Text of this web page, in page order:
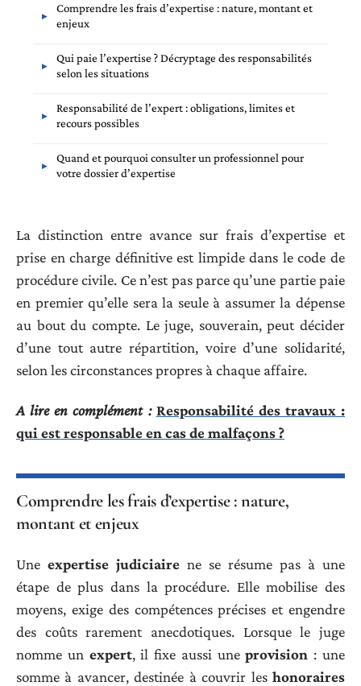
Comprendre les frais d’expertise : nature, montant et
enjeux
Qui paie l’expertise ? Décryptage des responsabilités
selon les situations
Responsabilité de l’expert : obligations, limites et
recours possibles
Quand et pourquoi consulter un professionnel pour
votre dossier d’expertise
La distinction entre avance sur frais d’expertise et
prise en charge définitive est limpide dans le code de
procédure civile. Ce n’est pas parce qu’une partie paie
en premier qu’elle sera la seule à assumer la dépense
au bout du compte. Le juge, souverain, peut décider
d’une tout autre répartition, voire d’une solidarité,
selon les circonstances propres à chaque affaire.
A lire en complément : Responsabilité des travaux :
qui est responsable en cas de malfaçons ?
Comprendre les frais d’expertise : nature,
montant et enjeux
Une expertise judiciaire ne se résume pas à une
étape de plus dans la procédure. Elle mobilise des
moyens, exige des compétences précises et engendre
des coûts rarement anecdotiques. Lorsque le juge
nomme un expert, il fixe aussi uneprovision : une
somme à avancer, destinée à couvrir les honoraires